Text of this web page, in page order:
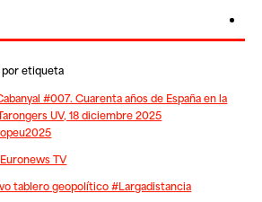
etiqueta
#007. Cuarenta años de España en la
UV, 18 diciembre 2025
TV
tablero geopolítico #Largadistancia